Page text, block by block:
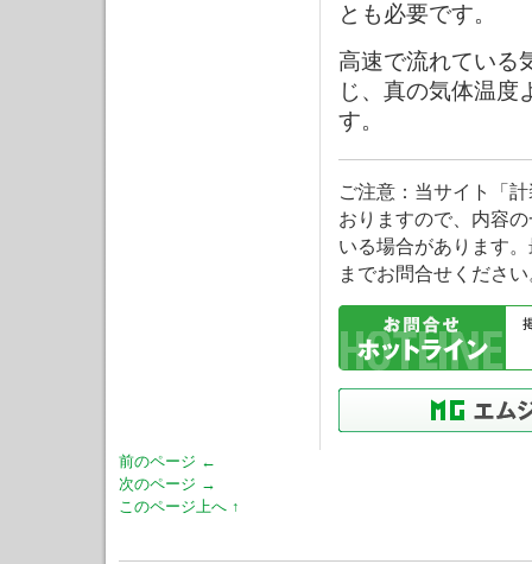
とも必要です。
高速で流れている
じ、真の気体温度
す。
ご注意：当サイト「
おりますので、内容
いる場合があります
までお問合せくださ
前のページ ←
次のページ →
このページ上へ ↑